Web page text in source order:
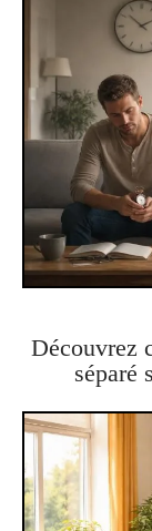
Découvrez
séparé